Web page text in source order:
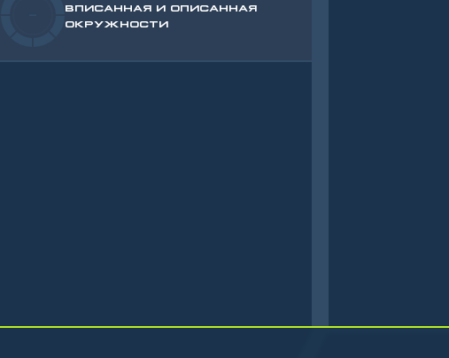
ВПИСАННАЯ И ОПИСАННАЯ
ОКРУЖНОСТИ